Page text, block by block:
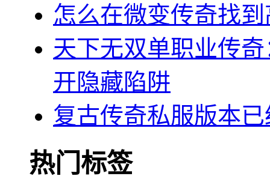
怎么在微变传奇找
天下无双单职业传
开隐藏陷阱
复古传奇私服版本
热门标签